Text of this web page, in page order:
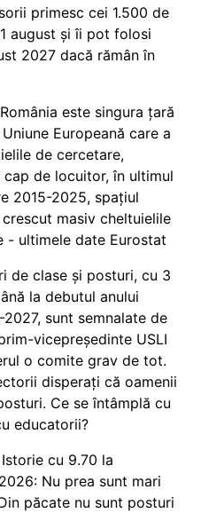
primesc cei 1.500 de
august și îi pot folosi
2027 dacă rămân în
este singura țară
Europeană care a
de cercetare,
de locuitor, în ultimul
2015-2025, spațiul
masiv cheltuielile
- ultimele date Eurostat
de clase și posturi, cu 3
la debutul anului
sunt semnalate de
vicepreședinte USLI
o comite grav de tot.
disperați că oamenii
Ce se întâmplă cu
educatorii?
cu 9.70 la
Nu prea sunt mari
păcate nu sunt posturi